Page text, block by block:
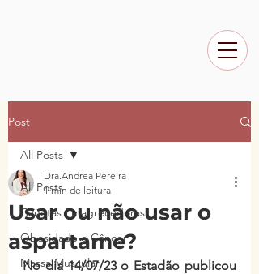
Post
All Posts
Canetas Emagrecedoras
Obesidade e Câncer
Massa Muscular
All Posts
Usar ou não usar o
aspartame?
Dra.Andrea Pereira
1 min de leitura
No dia 14/07/23 o Estadão publicou